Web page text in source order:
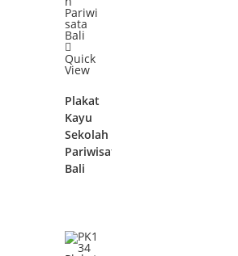
Quick
View
Plakat
Kayu
Sekolah
Pariwisata
Bali